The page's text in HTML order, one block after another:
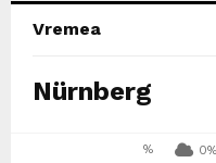
Vremea
Nürnberg
% 0%